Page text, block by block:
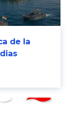
de la